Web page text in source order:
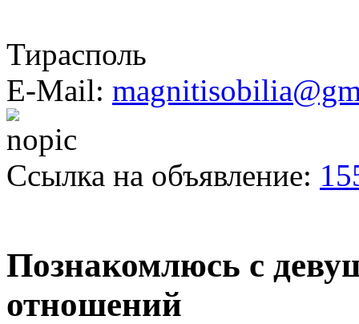
Тирасполь
E-Mail:
Ссылка на объявление:
Познакомлюсь с
отношений